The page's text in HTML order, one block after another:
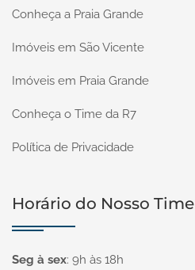
Conheça a Praia Grande
Imóveis em São Vicente
Imóveis em Praia Grande
Conheça o Time da R7
Política de Privacidade
Horário do Nosso Time
Seg à sex: 9h às 18h